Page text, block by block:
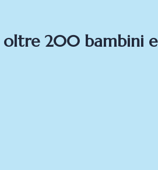
oltre 200 bambini e